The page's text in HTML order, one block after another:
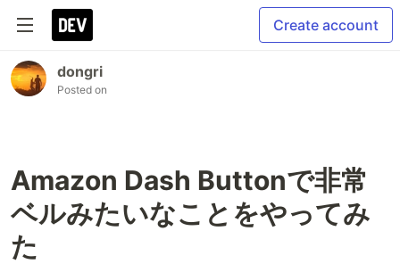
Create account
dongri
Posted on
Amazon Dash Buttonで非常
ベルみたいなことをやってみ
た